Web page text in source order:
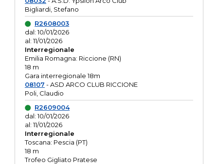
Bigliardi, Stefano
R2608003
dal: 10/01/2026
al: 11/01/2026
Interregionale
Emilia Romagna: Riccione (RN)
18 m
Gara interregionale 18m
08107 - ASD ARCO CLUB RICCIONE
Poli, Claudio
R2609004
dal: 10/01/2026
al: 11/01/2026
Interregionale
Toscana: Pescia (PT)
18 m
Trofeo Gigliato Pratese